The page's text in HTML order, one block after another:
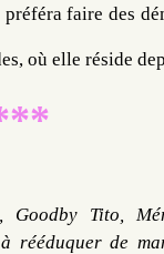
faire des
où elle réside
Goodby Tito,
rééduquer de